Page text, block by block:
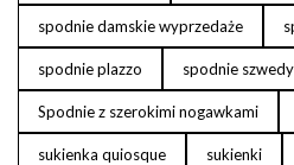
spodnie damskie wyprzedaże
spodnie plazzo spodnie szwedy
Spodnie z szerokimi nogawkami
sukienka quiosque sukienki